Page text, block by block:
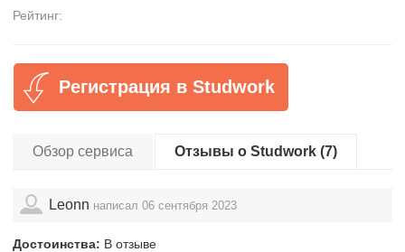
Рейтинг:
Регистрация в Studwork
Обзор сервиса Отзывы о Studwork (7)
Leonn написал 06 сентября 2023
Достоинства: В отзыве